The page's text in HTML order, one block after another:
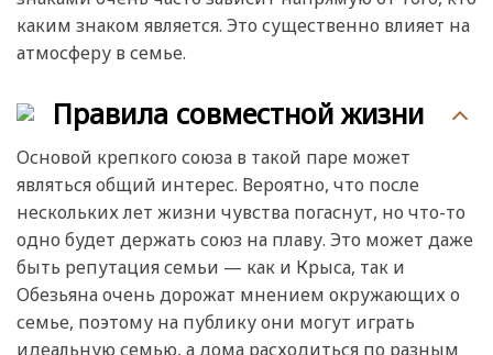
каким знаком является. Это существенно влияет на
атмосферу в семье.
Правила совместной жизни
Основой крепкого союза в такой паре может
являться общий интерес. Вероятно, что после
нескольких лет жизни чувства погаснут, но что-то
одно будет держать союз на плаву. Это может даже
быть репутация семьи — как и Крыса, так и
Обезьяна очень дорожат мнением окружающих о
семье, поэтому на публику они могут играть
идеальную семью, а дома расходиться по разным